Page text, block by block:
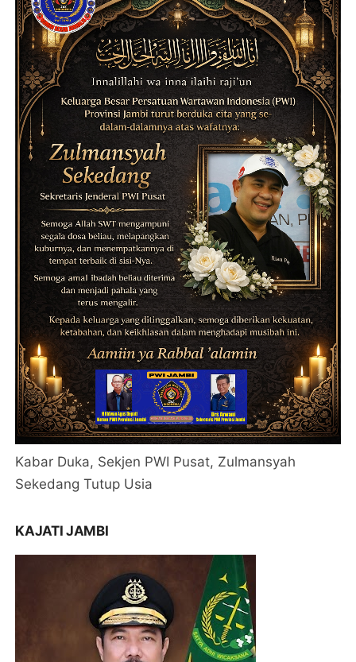
Kabar Duka, Sekjen PWI Pusat, Zulmansyah
Sekedang Tutup Usia
KAJATI JAMBI